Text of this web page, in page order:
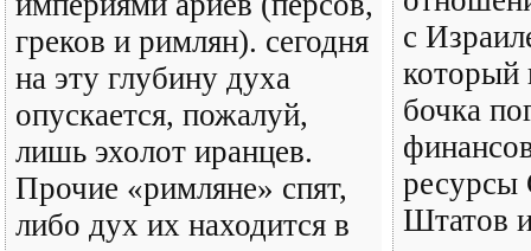
греков и римлян). сегодня
на эту глубину духа
опускается, пожалуй,
лишь эхолот иранцев.
Прочие «римляне» спят,
либо дух их находится в
с
который
бочка
ресурсы
Штатов